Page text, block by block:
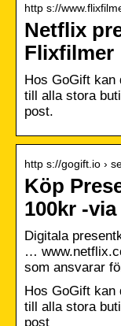
http s://
Netflix
Flixfilmer
Hos GoGift kan
till alla stora
post.
http s://gogift.io ›
Köp
100kr -
Digitala
…
som ansvarar
Hos GoGift kan
till alla stora
post